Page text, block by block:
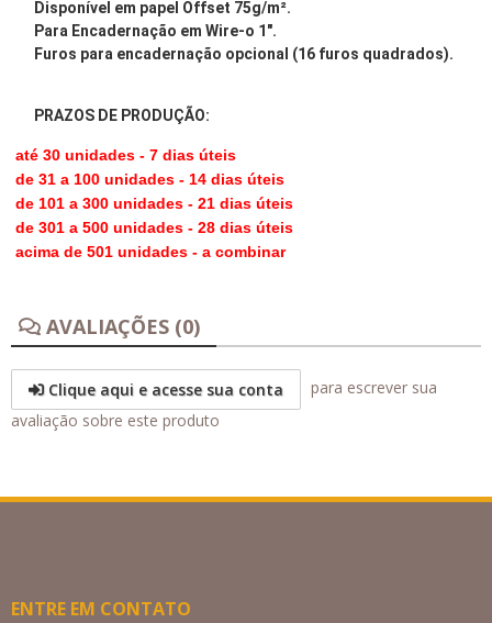
Disponível em papel Offset 75g/m².
Para Encadernação em Wire-o 1".
Furos para encadernação opcional (16 furos quadrados).
PRAZOS DE PRODUÇÃO:
até 30 unidades - 7 dias úteis
de 31 a 100 unidades - 14 dias úteis
de 101 a 300 unidades - 21 dias úteis
de 301 a 500 unidades - 28 dias úteis
acima de 501 unidades - a combinar
AVALIAÇÕES (0)
Clique aqui e acesse sua conta
para escrever sua
avaliação sobre este produto
ENTRE EM CONTATO